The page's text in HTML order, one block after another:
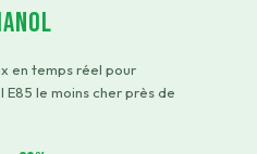
en temps réel pour
le moins cher près de